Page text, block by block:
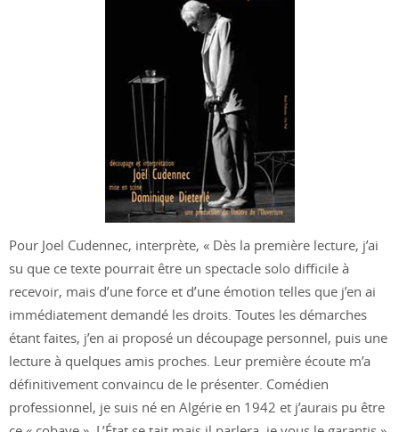
Pour Joel Cudennec, interprète, « Dès la première lecture, j’ai
su que ce texte pourrait être un spectacle solo difficile à
recevoir, mais d’une force et d’une émotion telles que j’en ai
immédiatement demandé les droits. Toutes les démarches
étant faites, j’en ai proposé un découpage personnel, puis une
lecture à quelques amis proches. Leur première écoute m’a
définitivement convaincu de le présenter. Comédien
professionnel, je suis né en Algérie en 1942 et j’aurais pu être